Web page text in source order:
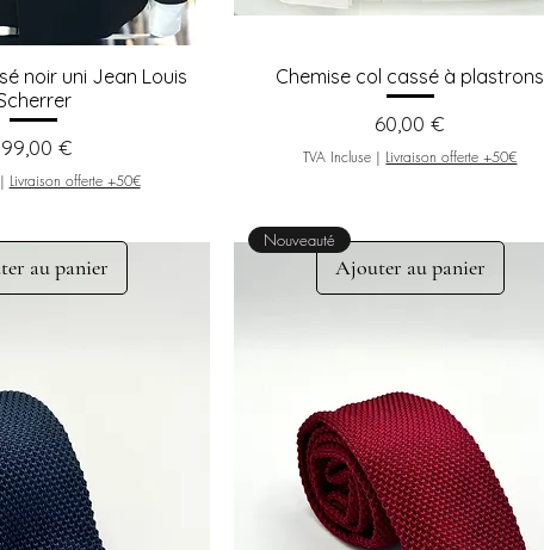
noir uni Jean Louis
€
Livraison offerte +50€
Chemise col cassé à plastrons
Prix
60,00 €
TVA Incluse | Livraison offerte +50€
au panier Ajouter au panier
Nouveauté